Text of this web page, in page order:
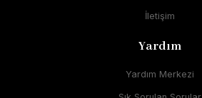
İletişim
Yardım
Yardım Merkezi